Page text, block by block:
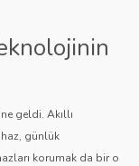
geldi. Akıllı
günlük
korumak da bir o